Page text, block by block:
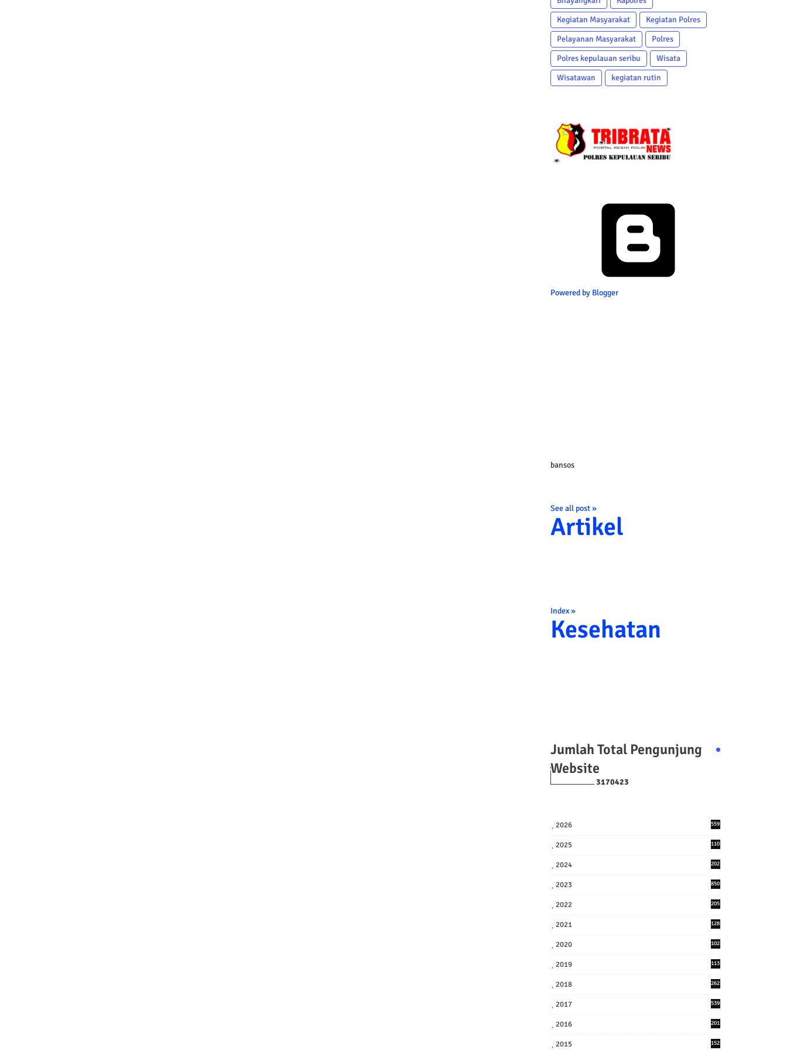
Kegiatan Masyarakat
Kegiatan Polres
Pelayanan Masyarakat
Polres
Polres kepulauan seribu
Wisata
Wisatawan
kegiatan rutin
Powered by Blogger
bansos
See all post »
Artikel
Index »
Kesehatan
Jumlah Total Pengunjung
Website
3170423
2026 559
2025
110
2024
202
2023 850
2022
205
2021
128
2020
102
2019
113
2018
262
2017
539
2016
201
2015 152